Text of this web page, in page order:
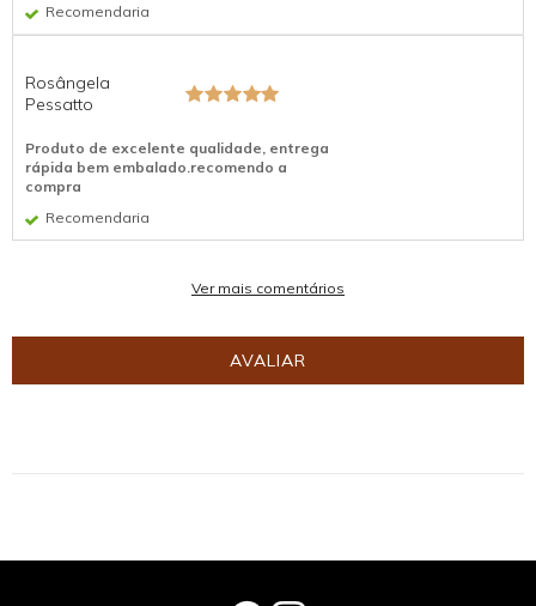
Recomendaria
Rosângela
Pessatto
Produto de excelente qualidade, entrega
rápida bem embalado.recomendo a
compra
Recomendaria
Ver mais comentários
AVALIAR